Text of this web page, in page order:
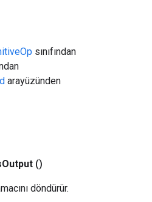
sınıfından
arayüzünden
Output ()
döndürür.